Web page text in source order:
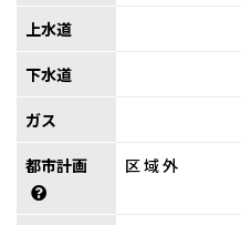
上水道
下水道
ガス
都市計画 区域外